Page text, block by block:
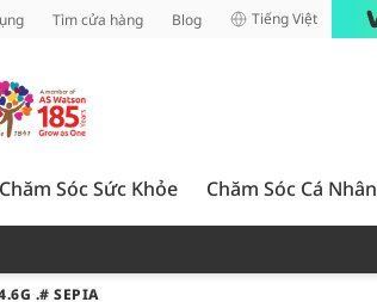
Tìm cửa hàng Blog Tiếng Việt
Chăm Sóc Sức Khỏe Chăm Sóc Cá Nhân
.# SEPIA